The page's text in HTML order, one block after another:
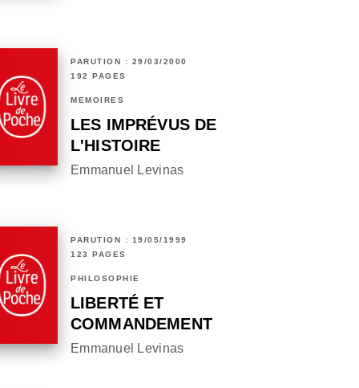
PARUTION : 29/03/2000
192 PAGES
MÉMOIRES
LES IMPRÉVUS DE
L'HISTOIRE
Emmanuel Levinas
PARUTION : 19/05/1999
123 PAGES
PHILOSOPHIE
LIBERTÉ ET
COMMANDEMENT
Emmanuel Levinas